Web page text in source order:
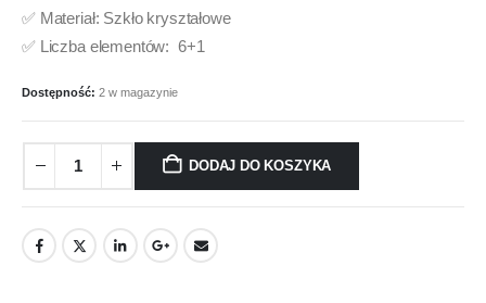
✅ Materiał: Szkło kryształowe
✅ Liczba elementów: 6+1
Dostępność: 2 w magazynie
DODAJ DO KOSZYKA